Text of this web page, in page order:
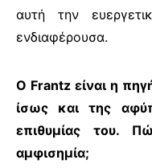
αυτή την
ενδιαφέρουσα.
Ο Frantzείναι η
ίσως και της
επιθυμίας του.
αμφισημία;